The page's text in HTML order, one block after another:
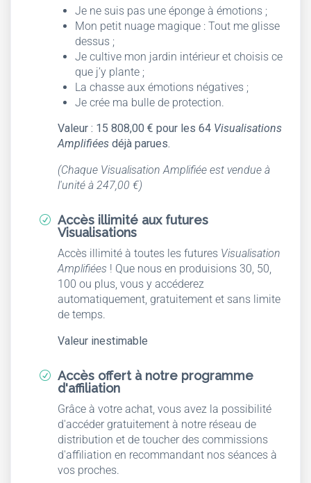
Je ne suis pas une éponge à émotions ;
Mon petit nuage magique : Tout me glisse
dessus ;
Je cultive mon jardin intérieur et choisis ce
que j’y plante ;
La chasse aux émotions négatives ;
Je crée ma bulle de protection.
Valeur : 15 808,00 € pour les 64 Visualisations
Amplifiées déjà parues.
(Chaque Visualisation Amplifiée est vendue à
l'unité à 247,00 €)
R
Accès illimité aux futures
Visualisations
Accès illimité à toutes les futures Visualisation
Amplifiées ! Que nous en produisions 30, 50,
100 ou plus, vous y accéderez
automatiquement, gratuitement et sans limite
de temps.
Valeur inestimable
R
Accès offert à notre programme
d'affiliation
Grâce à votre achat, vous avez la possibilité
d'accéder gratuitement à notre réseau de
distribution et de toucher des commissions
d'affiliation en recommandant nos séances à
vos proches.